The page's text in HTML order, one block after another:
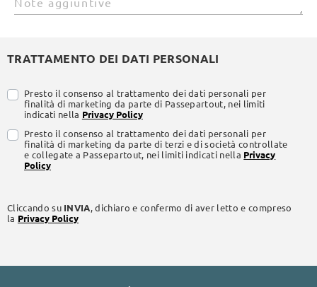
TRATTAMENTO DEI DATI PERSONALI
Presto il consenso al trattamento dei dati personali per
finalità di marketing da parte di Passepartout, nei limiti
indicati nella Privacy Policy
Presto il consenso al trattamento dei dati personali per
finalità di marketing da parte di terzi e di società controllate
e collegate a Passepartout, nei limiti indicati nella Privacy
Policy
Cliccando su INVIA, dichiaro e confermo di aver letto e compreso
la Privacy Policy